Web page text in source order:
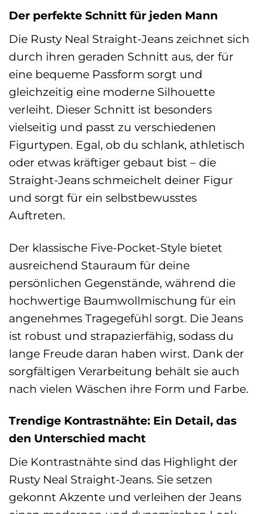
Der perfekte Schnitt für jeden Mann
Die Rusty Neal Straight-Jeans zeichnet sich
durch ihren geraden Schnitt aus, der für
eine bequeme Passform sorgt und
gleichzeitig eine moderne Silhouette
verleiht. Dieser Schnitt ist besonders
vielseitig und passt zu verschiedenen
Figurtypen. Egal, ob du schlank, athletisch
oder etwas kräftiger gebaut bist – die
Straight-Jeans schmeichelt deiner Figur
und sorgt für ein selbstbewusstes
Auftreten.
Der klassische Five-Pocket-Style bietet
ausreichend Stauraum für deine
persönlichen Gegenstände, während die
hochwertige Baumwollmischung für ein
angenehmes Tragegefühl sorgt. Die Jeans
ist robust und strapazierfähig, sodass du
lange Freude daran haben wirst. Dank der
sorgfältigen Verarbeitung behält sie auch
nach vielen Wäschen ihre Form und Farbe.
Trendige Kontrastnähte: Ein Detail, das
den Unterschied macht
Die Kontrastnähte sind das Highlight der
Rusty Neal Straight-Jeans. Sie setzen
gekonnt Akzente und verleihen der Jeans